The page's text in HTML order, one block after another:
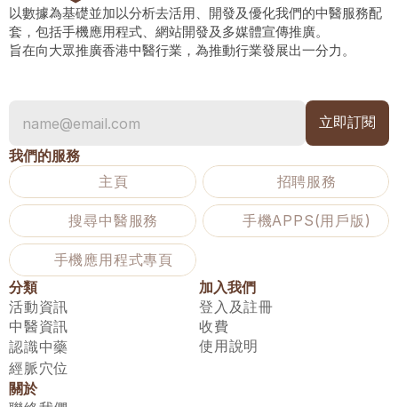
以數據為基礎並加以分析去活用、開發及優化我們的中醫服務配
套，包括手機應用程式、網站開發及多媒體宣傳推廣。
旨在向大眾推廣香港中醫行業，為推動行業發展出一分力。
我們的服務
主頁
招聘服務
搜尋中醫服務 手機APPS(用戶版)
手機應用程式專頁
分類
活動資訊
中醫資訊
認識中藥
經脈穴位
加入我們
登入及註冊
收費
使用說明
關於